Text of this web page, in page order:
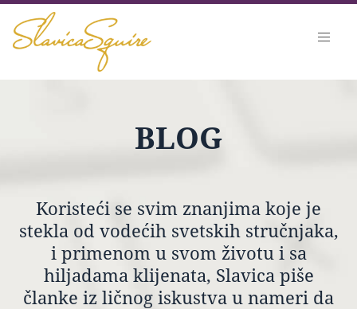
BLOG
Koristeći se svim znanjima koje je
stekla od vodećih svetskih stručnjaka,
i primenom u svom životu i sa
hiljadama klijenata, Slavica piše
članke iz ličnog iskustva u nameri da